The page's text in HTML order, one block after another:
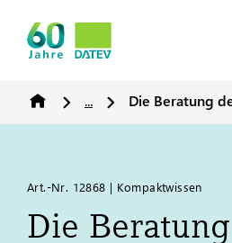
... Die Beratung
Art.-Nr. 12868 | Kompaktwissen
Die